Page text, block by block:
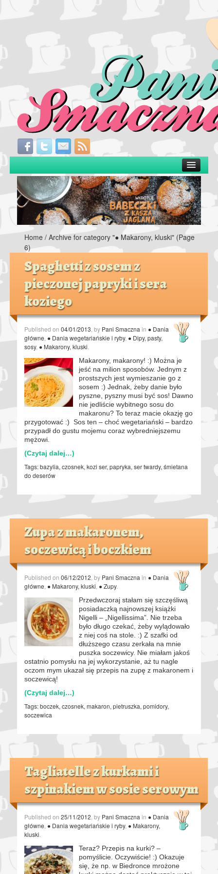
Home / Archive for category "● Makarony, kluski" (Page
6)
Spaghetti z sosem z
pieczonej papryki i sera
koziego
Published on 04/01/2013 , by Pani Smaczna in ● Dania
główne ● Dania wegetariańskie i ryby, ● Dipy, pasty,
sosy, ● Makarony, kluski
Makarony, makarony! :) Można je
jeść na milion sposobów. Jednym z
prostszych jest wymieszanie go z
sosem :) Jednak, żeby danie było
pyszne, pyszny musi być sos! Dawno
nie jedliście wybitnego sosu do
makaronu? To teraz macie okazję go
przygotować :) Sos ten – choć wegetariański – bardzo
przypadł do gustu mojemu coraz wybredniejszemu
mężowi.
(Czytaj dalej…)
Tags:bazylia, czosnek, kozi ser, papryka, ser twardy, śmietana
do deserów
Zupa z makaronem,
soczewicą i boczkiem
Published on 06/12/2012 , by Pani Smaczna in ● Dania
główne ● Makarony, kluski ● Zupy.
Przedwczoraj stałam się szczęśliwą
posiadaczką najnowszej książki
Nigelli – „Nigellissima”. Nie trzeba
było długo czekać, żeby wylądowało
z niej coś na stole. :) Z szafki od
dłuższego czasu zerkała na mnie
puszka soczewicy. Nie miałam jakoś
ostatnio pomysłu na jej wykorzystanie, aż tu nagle
oczom mym ukazał się przepis na zupę z makaronem i
soczewicą!
(Czytaj dalej…)
Tags:boczek, czosnek, makaron, pietruszka, pomidory,
soczewica
Tagliatelle z kurkami i
szpinakiem w sosie serowym
Published on 25/11/2012 , by Pani Smaczna in ● Dania
główne ● Dania wegetariańskie i ryby, ● Makarony,
kluski
Teraz? Przepis na kurki? –
pomyślicie. Oczywiście! :) Okazuje
się, że np. w Biedronce mrożone